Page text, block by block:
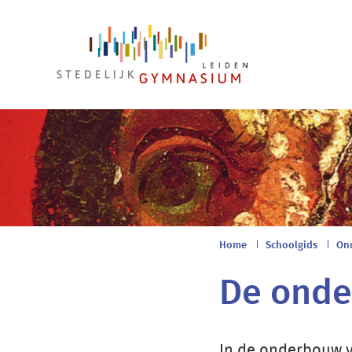
navigation
Home Schoolgids
De